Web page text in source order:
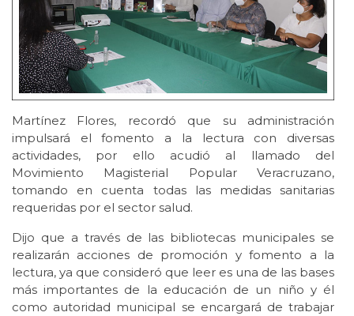
Martínez Flores, recordó que su administración
impulsará el fomento a la lectura con diversas
actividades, por ello acudió al llamado del
Movimiento Magisterial Popular Veracruzano,
tomando en cuenta todas las medidas sanitarias
requeridas por el sector salud.
Dijo que a través de las bibliotecas municipales se
realizarán acciones de promoción y fomento a la
lectura, ya que consideró que leer es una de las bases
más importantes de la educación de un niño y él
como autoridad municipal se encargará de trabajar